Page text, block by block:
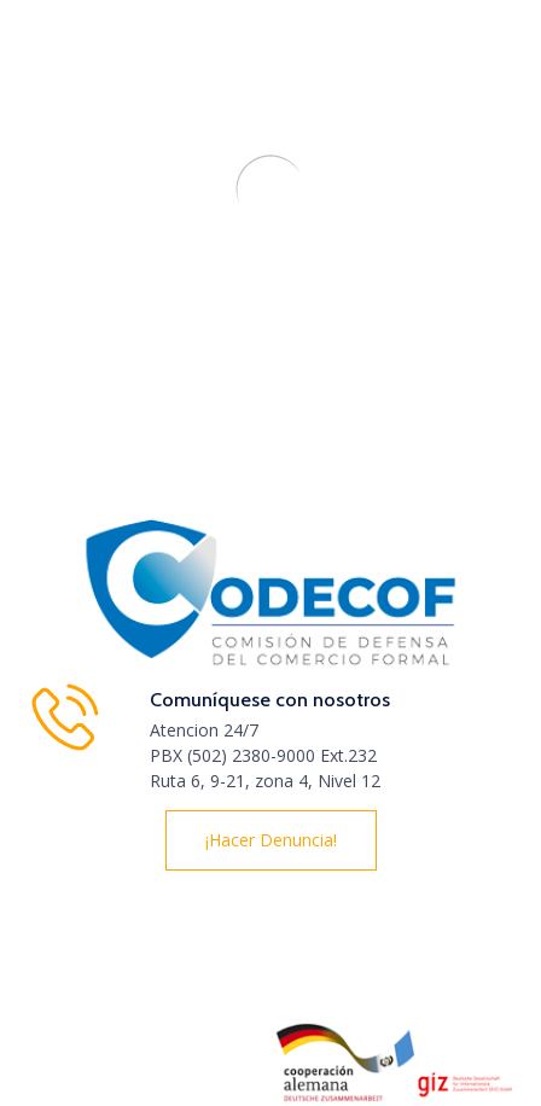
Comuníquese con nosotros
Atencion 24/7
PBX (502) 2380-9000 Ext.232
Ruta 6, 9-21, zona 4, Nivel 12
¡Hacer Denuncia!